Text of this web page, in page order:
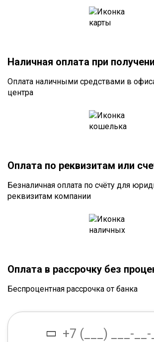
Наличная оплата при
Оплата наличными средствами в
центра
Оплата по реквизитам или
Безналичная оплата по счёту для
реквизитам компании
Оплата в рассрочку без
Беспроцентная рассрочка от банка